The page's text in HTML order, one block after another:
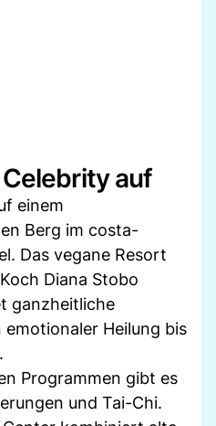
auf
einem
Berg im costa-
Das vegane Resort
Diana Stobo
ganzheitliche
emotionaler Heilung bis
Programmen gibt es
und Tai-Chi.